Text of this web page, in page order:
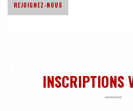
REJOIGNEZ-NOUS
INSCRIPTIONS